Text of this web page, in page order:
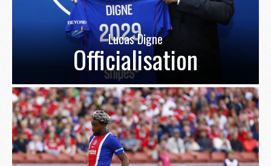
Lucas Digne
Officialisation